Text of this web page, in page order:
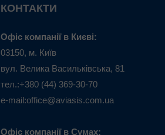
КОНТАКТИ
Офіс компанії в Києві:
03150, м. Київ
вул. Велика Васильківська, 81
тел.:+380 (44) 369-30-70
e-mail:office@aviasis.com.ua
Офіс компанії в Сумах: